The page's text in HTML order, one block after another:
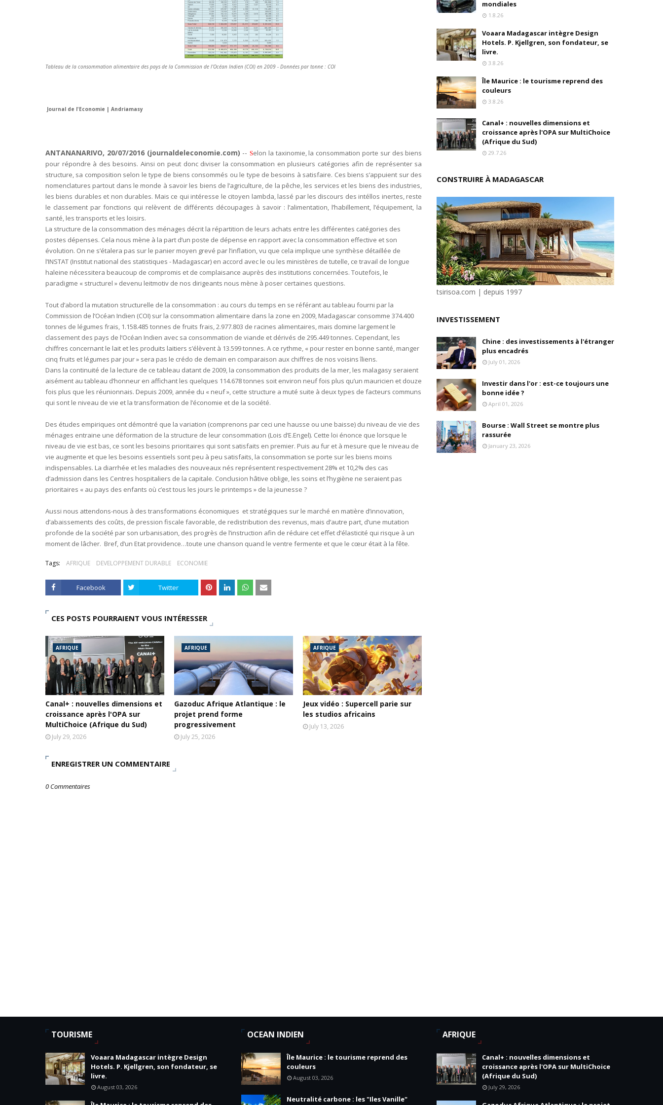
Tourisme : l'Afrique fait le pari du luxe et de la durabilité
Industrie musicale : zoom sur la stratégie de Céline Dion
Voaara Madagascar intègre Design Hotels. P. Kjellgren, son fondateur, se livre.
Île Maurice : le tourisme reprend des couleurs
Unknown-Aug 03 2026
Véhicules électriques : BYD (Chine) signe 3 mois de croissance sur ses ventes mondiales
Tsirisoa Edition-Aug 01 2026
Canal+ : nouvelles dimensions et croissance après l'OPA sur MultiChoice (Afrique du Sud)
Tsirisoa Edition-Jul 29 2026
Gazoduc Afrique Atlantique : le projet prend forme progressivement
Unknown - Jul 25 2026
Fret : les dessous de l'ambition de CMA CGM avec l'acquisition de FedEx Supply Chain
Tsirisoa Edition-Jul 22 2026
Tendances : le Head Spa à la conquête du monde
Unknown-Jul 21 2026
Aéronautique : Airbus se renforce sur le marché chinois
Cinéma : Lionsgate attire l'attention du groupe Bolloré (Universal, Canal+) et de Banijay
Tsirisoa Edition-Jul 15 2026
Jeux vidéo : Supercell parie sur les studios africains
Unknown-Jul 13 2026
Intelligence artificielle : le "Sud global" joue sa partition
Unknown- Jul 06 2026
Tableau de la consommation alimentaire des pays de la Commission de l'Océan Indien (COI) en 2009 - Données par tonne : COI
Journal de l'Economie | Andriamasy
ANTANANARIVO, 20/07/2016 (journaldeleconomie.com) --Selon la taxinomie, la consommation porte sur des biens
pour répondre à des besoins. Ainsi on peut donc diviser la consommation en plusieurs catégories afin de représenter sa
structure, sa composition selon le type de biens consommés ou le type de besoins à satisfaire. Ces biens s’appuient sur des
nomenclatures partout dans le monde à savoir les biens de l’agriculture, de la pêche, les services et les biens des industries,
les biens durables et non durables. Mais ce qui intéresse le citoyen lambda, lassé par les discours des intéllos inertes, reste
le classement par fonctions qui relèvent de différents découpages à savoir : l’alimentation, l’habillement, l’équipement, la
santé, les transports et les loisirs.
La structure de la consommation des ménages décrit la répartition de leurs achats entre les différentes catégories des
postes dépenses. Cela nous mène à la part d’un poste de dépense en rapport avec la consommation effective et son
évolution. On ne s’étalera pas sur le panier moyen grevé par l’inflation, vu que cela implique une synthèse détaillée de
l’INSTAT (Institut national des statistiques - Madagascar) en accord avec le ou les ministères de tutelle, ce travail de longue
haleine nécessitera beaucoup de compromis et de complaisance auprès des institutions concernées. Toutefois, le
paradigme « structurel » devenu leitmotiv de nos dirigeants nous mène à poser certaines questions.
Tout d’abord la mutation structurelle de la consommation : au cours du temps en se référant au tableau fourni par la
Commission de l’Océan Indien (COI) sur la consommation alimentaire dans la zone en 2009, Madagascar consomme 374.400
tonnes de légumes frais, 1.158.485 tonnes de fruits frais, 2.977.803 de racines alimentaires, mais domine largement le
classement des pays de l’Océan Indien avec sa consommation de viande et dérivés de 295.449 tonnes. Cependant, les
chiffres concernant le lait et les produits laitiers s’élèvent à 13.599 tonnes. A ce rythme, « pour rester en bonne santé, manger
cinq fruits et légumes par jour » sera pas le crédo de demain en comparaison aux chiffres de nos voisins îliens.
Dans la continuité de la lecture de ce tableau datant de 2009, la consommation des produits de la mer, les malagasy seraient
aisément au tableau d’honneur en affichant les quelques 114.678 tonnes soit environ neuf fois plus qu’un mauricien et douze
fois plus que les réunionnais. Depuis 2009, année du « neuf », cette structure a muté suite à deux types de facteurs communs
qui sont le niveau de vie et la transformation de l’économie et de la société.
Des études empiriques ont démontré que la variation (comprenons par ceci une hausse ou une baisse) du niveau de vie des
ménages entraine une déformation de la structure de leur consommation (Lois d’E.Engel). Cette loi énonce que lorsque le
niveau de vie est bas, ce sont les besoins prioritaires qui sont satisfaits en premier. Puis au fur et à mesure que le niveau de
vie augmente et que les besoins essentiels sont peu à peu satisfaits, la consommation se porte sur les biens moins
indispensables. La diarrhée et les maladies des nouveaux nés représentent respectivement 28% et 10,2% des cas
d’admission dans les Centres hospitaliers de la capitale. Conclusion hâtive oblige, les soins et l’hygiène ne seraient pas
prioritaires « au pays des enfants où c’est tous les jours le printemps » de la jeunesse ?
Aussi nous attendons-nous à des transformations économiques et stratégiques sur le marché en matière d’innovation,
d’abaissements des coûts, de pression fiscale favorable, de redistribution des revenus, mais d’autre part, d’une mutation
profonde de la société par son urbanisation, des progrès de l’instruction afin de réduire cet effet d’élasticité qui risque à un
moment de lâcher. Bref, d’un Etat providence…toute une chanson quand le ventre fermente et que le cœur était à la fête.
Tags: AFRIQUE DEVELOPPEMENT DURABLE ECONOMIE
Facebook Twitter
CES POSTS POURRAIENT VOUS INTÉRESSER
AFRIQUE
Canal+ : nouvelles dimensions et
croissance après l'OPA sur
MultiChoice (Afrique du Sud)
July 29, 2026
AFRIQUE
Gazoduc Afrique Atlantique : le
projet prend forme
progressivement
July 25, 2026
AFRIQUE
Jeux vidéo : Supercell parie sur
les studios africains
July 13, 2026
ENREGISTRER UN COMMENTAIRE
0 Commentaires
mondiales
1.8.26
Voaara Madagascar intègre Design
Hotels. P. Kjellgren, son fondateur, se
livre.
3.8.26
Île Maurice : le tourisme reprend des
couleurs
3.8.26
Canal+ : nouvelles dimensions et
croissance après l'OPA sur MultiChoice
(Afrique du Sud)
29.7.26
CONSTRUIRE À MADAGASCAR
tsirisoa.com | depuis 1997
INVESTISSEMENT
Chine : des investissements à l'étranger
plus encadrés
July 01, 2026
Investir dans l'or : est-ce toujours une
bonne idée ?
April 01, 2026
Bourse : Wall Street se montre plus
rassurée
January 23, 2026
TOURISME
Voaara Madagascar intègre Design
Hotels. P. Kjellgren, son fondateur, se
livre.
August 03, 2026
OCEAN INDIEN
Île Maurice : le tourisme reprend des
couleurs
August 03, 2026
Neutralité carbone : les "Iles Vanille"
AFRIQUE
Canal+ : nouvelles dimensions et
croissance après l'OPA sur MultiChoice
(Afrique du Sud)
July 29, 2026